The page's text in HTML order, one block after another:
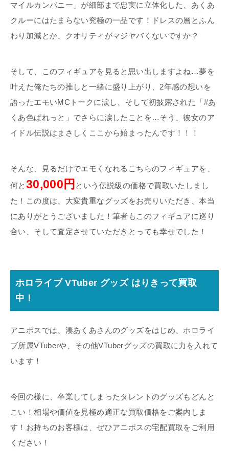
マイルカンパニー」が細部まで忠実に立体化した、あくあ
クルーにはたまらない究極の一品です！ドレスの層とふん
わり加減とか、クオリティがマジヤバくないですか？
そして、このフィギュアを見ると思い出しますよね…夢を
叶えた俺たちの推しと一緒に盛り上がり、2年感の想いを
語ったエモいMCトークに涙し、そして初披露された「#あ
くあ色ぱれっと」でさらに涙したことを…そう、彼女のア
イドル伝説はまさしくここから始まったんです！！！
そんな、見るだけでエモくなれるこちらのフィギュアを、
何と 30,000円 という伝説級の価格で買取いたしまし
た！この度は、大変貴重なグッズをお売りいただき、本当
にありがとうございました！筆者もこのフィギュアに巡り
合い、そして査定させていただきとっても幸せでした！
ホロライブ VTuber グッズ はりきって買取
中！
アニポスでは、湊あくあさんのグッズをはじめ、ホロライ
ブ所属VTuberや、その他VTuberグッズの買取に力を入れて
います！
今回の様に、卒業してしまったタレントのグッズもどんと
こい！相場や価値を見極め適正な買取価格をご案内しま
す！お持ちのお客様は、ぜひアニポスの宅配買取をご利用
ください！